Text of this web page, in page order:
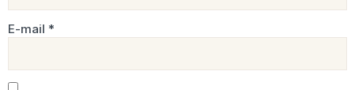
E-mail *